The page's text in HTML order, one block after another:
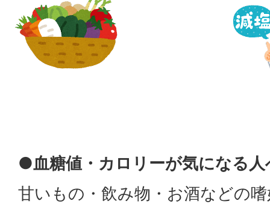
●血糖値・カロリーが気になる人
甘いもの・飲み物・お酒などの